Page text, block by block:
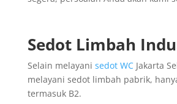
Sedot Limbah
Selain melayani sedot WCJakarta
melayani sedot limbah pabrik,
termasuk B2.